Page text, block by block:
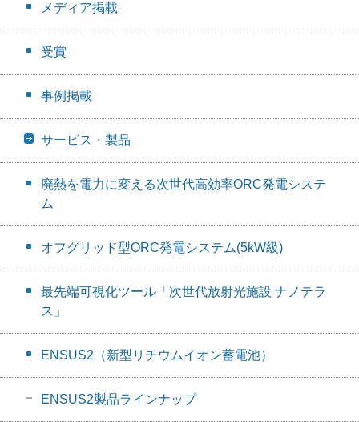
メディア掲載
受賞
事例掲載
サービス・製品
廃熱を電力に変える次世代高効率ORC発電システ
ム
オフグリッド型ORC発電システム(5kW級)
最先端可視化ツール「次世代放射光施設 ナノテラ
ス」
ENSUS2（新型リチウムイオン蓄電池）
ENSUS2製品ラインナップ